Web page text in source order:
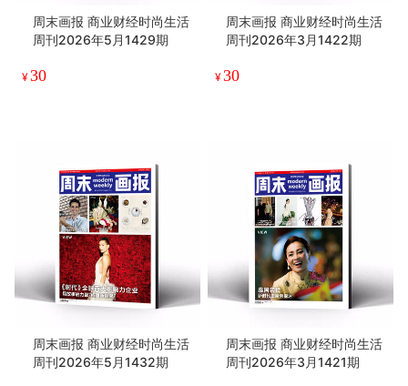
周末画报 商业财经时尚生活
周刊2026年5月1429期
¥30
周末画报 商业财经时尚生活
周刊2026年3月1422期
¥30
周末画报 商业财经时尚生活
周刊2026年5月1432期
周末画报 商业财经时尚生活
周刊2026年3月1421期